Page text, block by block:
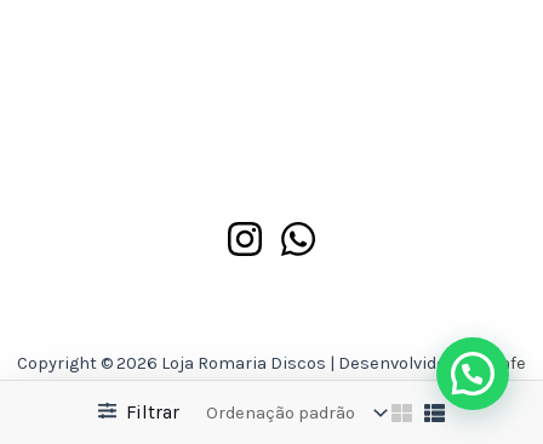
Filtrar
Copyright © 2026 Loja Romaria Discos | Desenvolvido porAsafe